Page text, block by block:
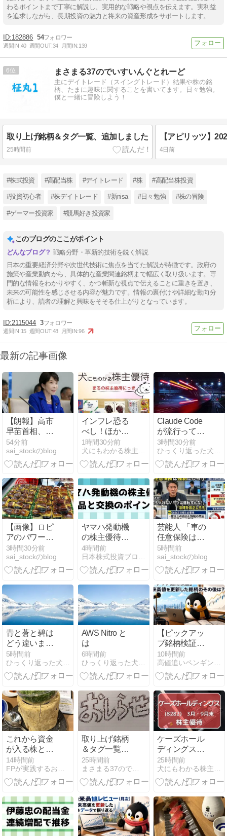
わるポイントまで丁寧に解説し、実用的な戦略や視点を伝えます。実利益
を追求しながら、長期投資の魅力と将来の資産形成をサポートします。
182886 54
週間IN:40 週間OUT:34 月間IN:139
6 まさまる37のでいすいんぐとれーど
主にデイトレード（スイングトレード）結果や株の銘
柄、たまに趣味に関することを書いてます。日々勉強。
僕と一緒に冒険しよう！
取り上げ銘柄＆タグ一覧、追加しました
25時間前 4日前
#株式投資 #高配当株 #デイトレード #株 #高配当株投資
#投資初心者 #株デイトレード #新nisa #日々勉強 #株の冒険
#ゲーマー投資家 #競馬好き投資家
このブログのここがポイント
戦略分野・革新的技術を鋭く解説
日本の重要経済分野や次世代技術に焦点を当てた解説が特徴です。政府の
施策や産業動向から、具体的な産業関連銘柄まで幅広く取り扱います。専
門的な情報をわかりやすく、かつ斬新な視点で伝えることに重きを置き、
未来の可能性を感じさせる内容が魅力です。情報の裏付けや詳細な動向分
析により、読者の理解と興味をそそる仕上がりとなっています。
2115044 3
週間IN:15 週間OUT:48 月間IN:96
最新の記事画像
【朗報】高市
早苗首相、
3000万の公用
車でタバコを
吸うのが至福
54分前
sai_stockのblog
インフレ恐る
べし！ほか今
週気になった
優待系IR情報
などまとめ
1時間30分前
Claude Code
が流行ってま
すがchatgpt的
に見て彼はイ
ケてますか？
3時間30分前
【画像】ロピ
アのパワー全
開おにぎり
444円 魅力的
すぎて草ｗｗ
3時間30分前
sai_stockのblog
ヤマハ発動機
の株主優待は
商品引き換え
ポイント・株
価はレンジ気
急上昇
【7272】
4時間前
芸能人 「車の
任意保険は強
制にしろ、保
険にも入れな
いヤツは運転
を改正し
ろ！！」
5時間前
sai_stockのblog
青と蒼と碧は
どう違います
か？
5時間前
AWS Nitro と
は
6時間前
【ピックアッ
プ銘柄検証】
上場来高値を
更新した銘柄
のその後は？
目株「その後
の明暗」
10時間前
これから資金
が入る株と流
出する株
14時間前
取り上げ銘柄
＆タグ一覧、
追加しました
25時間前
まさまる37のでいすいんぐとれーど
ケーズホール
ディングス
（8282）株主
優待 ケーズデ
ンキ全店舗で
（3月・9月末
優待）
25時間前